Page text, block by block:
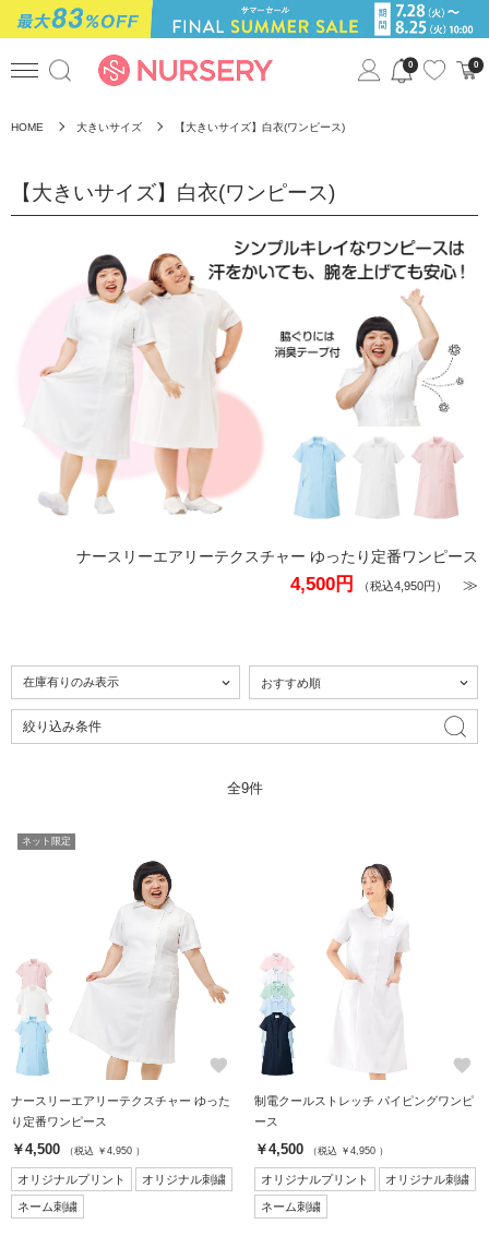
0 0
HOME 大きいサイズ 【大きいサイズ】白衣(ワンピース)
【大きいサイズ】白衣(ワンピース)
ナースリーエアリーテクスチャー ゆったり定番ワンピース
4,500円 （税込4,950円） ≫
絞り込み条件
全9件
ネット限定
favorite
ナースリーエアリーテクスチャー ゆった
り定番ワンピース
￥4,500 （税込 ￥4,950 ）
オリジナルプリント オリジナル刺繍
ネーム刺繍
favorite
制電クールストレッチ パイピングワンピ
ース
￥4,500 （税込 ￥4,950 ）
オリジナルプリント オリジナル刺繍
ネーム刺繍